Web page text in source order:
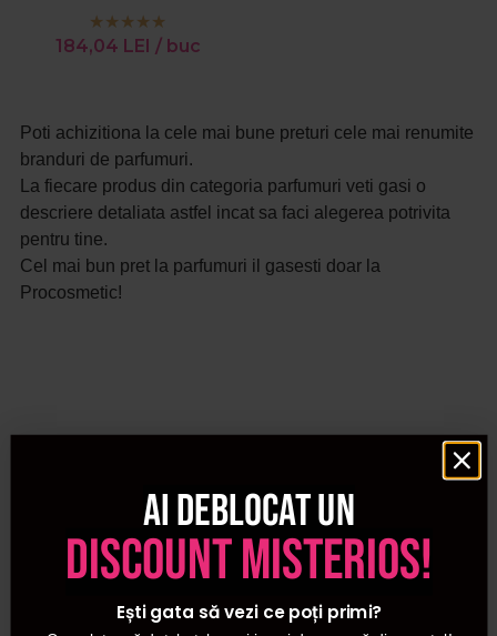
184,04 LEI / buc
Poti achizitiona la cele mai bune preturi cele mai renumite
branduri de parfumuri.
La fiecare produs din categoria parfumuri veti gasi o
descriere detaliata astfel incat sa faci alegerea potrivita
pentru tine.
Cel mai bun pret la parfumuri il gasesti doar la
Procosmetic!
Ai deblocat un
discount misterios!
Ești gata să vezi ce poți primi?